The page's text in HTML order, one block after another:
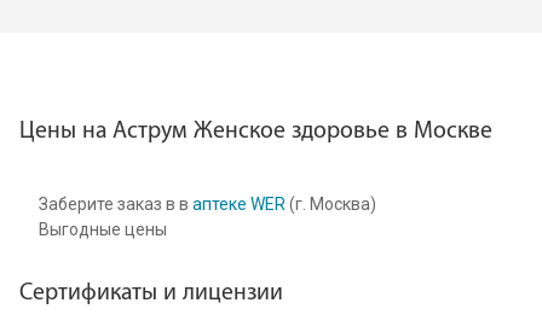
Цены на Аструм Женское здоровье в Москве
Заберите заказ в в аптеке WER (г. Москва)
Выгодные цены
Сертификаты и лицензии